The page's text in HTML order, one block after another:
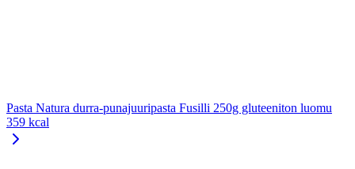
Pasta Natura durra-punajuuripasta Fusilli 250g gluteeniton luomu
359 kcal